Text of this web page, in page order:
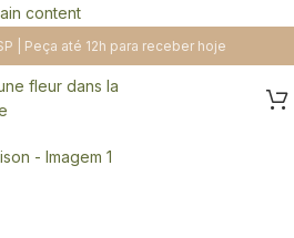
content
| Peça até 12h para receber hoje